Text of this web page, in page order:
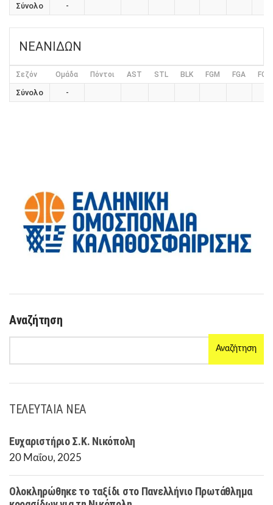
Σύνολο -
ΝΕΑΝΙΔΩΝ
Σεζόν Ομάδα Πόντοι AST STL BLK FGM FGA FG%
Σύνολο -
Αναζήτηση
Αναζήτηση
ΤΕΛΕΥΤΑΙΑ ΝΕΑ
Ευχαριστήριο Σ.Κ. Νικόπολη
20 Μαΐου, 2025
Ολοκληρώθηκε το ταξίδι στο Πανελλήνιο Πρωτάθλημα